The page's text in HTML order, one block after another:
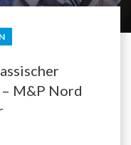
M&P Nord